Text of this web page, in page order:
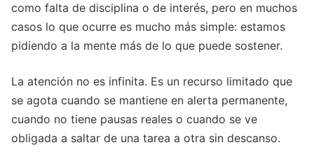
como falta de disciplina o de interés, pero en muchos
casos lo que ocurre es mucho más simple: estamos
pidiendo a la mente más de lo que puede sostener.
La atención no es infinita. Es un recurso limitado que
se agota cuando se mantiene en alerta permanente,
cuando no tiene pausas reales o cuando se ve
obligada a saltar de una tarea a otra sin descanso.